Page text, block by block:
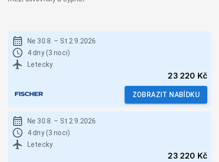
Ne 30.8. – St 2.9.2026
4 dny (3 noci)
Letecky
23 220 Kč
ZOBRAZIT NABÍDKU
Ne 30.8. – St 2.9.2026
4 dny (3 noci)
Letecky
23 220 Kč